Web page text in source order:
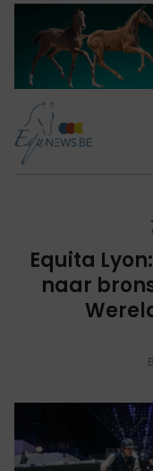
Equita
naar